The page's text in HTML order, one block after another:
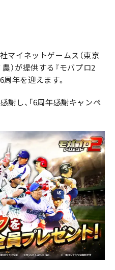
マイネットゲームス（東京
）が提供する『モバプロ2
周年を迎えます。
謝し、「6周年感謝キャンペ